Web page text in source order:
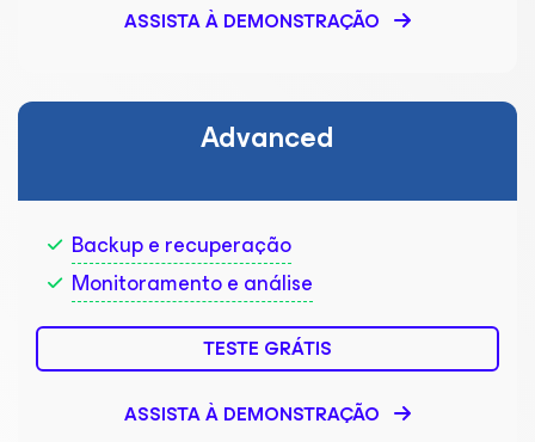
ASSISTA À DEMONSTRAÇÃO
Advanced
Backup e recuperação
Monitoramento e análise
TESTE GRÁTIS
ASSISTA À DEMONSTRAÇÃO